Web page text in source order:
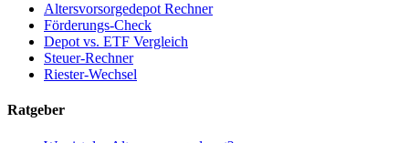
Altersvorsorgedepot Rechner
Förderungs-Check
Depot vs. ETF Vergleich
Steuer-Rechner
Riester-Wechsel
Ratgeber